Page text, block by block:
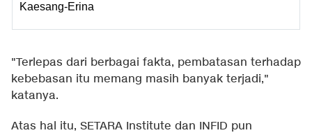
Kaesang-Erina
"Terlepas dari berbagai fakta, pembatasan terhadap
kebebasan itu memang masih banyak terjadi,"
katanya.
Atas hal itu, SETARA Institute dan INFID pun